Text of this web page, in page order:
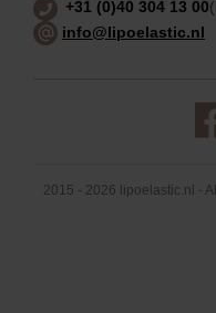
+31 (0)40 304 13 00
info@lipoelastic.nl
2015 - 2026 lipoelastic.nl -